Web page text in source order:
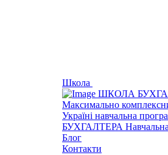
Школа
ШКОЛА
Максимально
Україні навчальна
БУХГАЛТЕРА
Блог
Контакти